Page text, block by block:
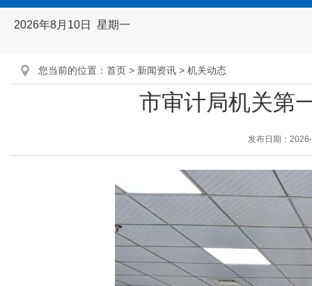
2026年8月10日 星期一
您当前的位置： 首页 > 新闻资讯 > 机关动态
市审计局机关第
发布日期：